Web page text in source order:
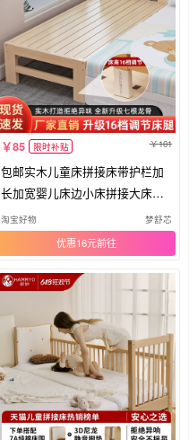
85 限时补贴 101
包邮实木儿童床拼接床带护栏加
长加宽婴儿床边小床拼接大床可
定做
淘宝好物 梦舒芯
优惠16元